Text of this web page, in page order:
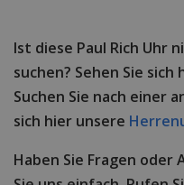
Ist diese Paul Rich Uhr
suchen? Sehen Sie sich
Suchen Sie nach einer
sich hier unsere
Haben Sie Fragen